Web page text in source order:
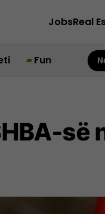
JobsReal
Fun
së